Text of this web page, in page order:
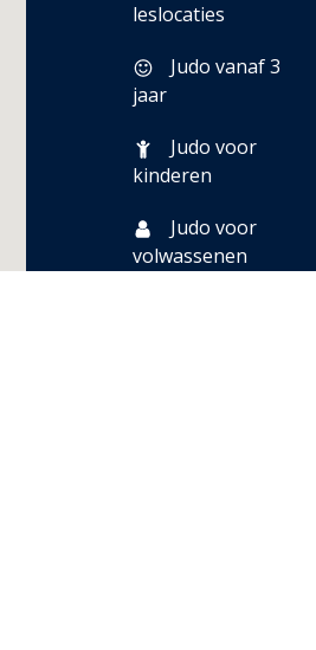
leslocaties
Judo vanaf 3
jaar
Judo voor
kinderen
Judo voor
volwassenen